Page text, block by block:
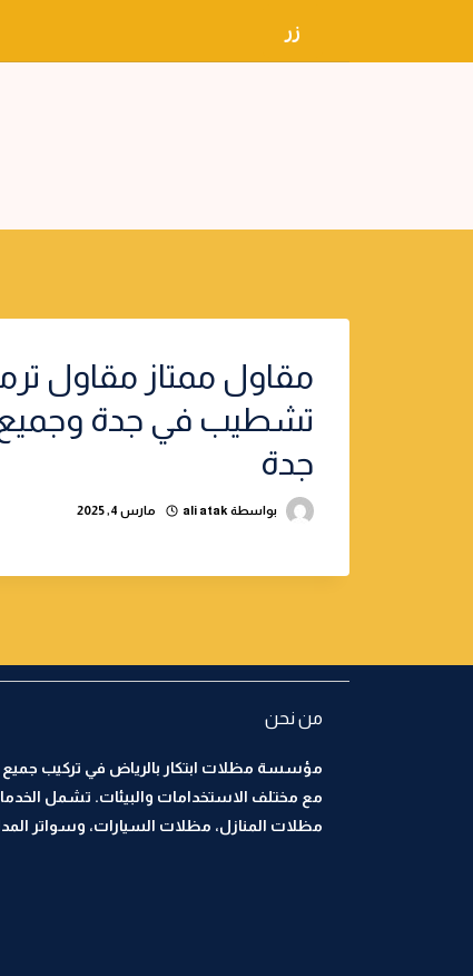
زر
مقاول ممتاز مقاول
تشطيب في جدة وجميع
جدة
بواسطة ali atak مارس 4, 2025
من نحن
مؤسسة مظلات ابتكار بالرياض في تركيب جميع
مع مختلف الاستخدامات والبيئات. تشمل
مظلات المنازل، مظلات السيارات، وسواتر